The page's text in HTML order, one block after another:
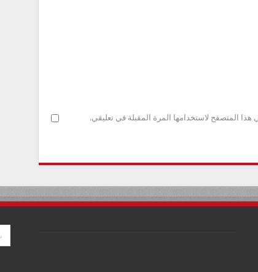
هذا المتصفح لاستخدامها المرة المقبلة في تعليقي.